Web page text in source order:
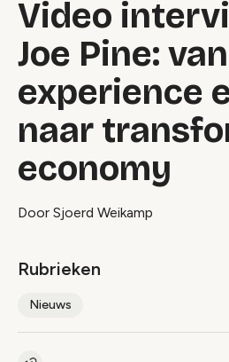
Video
Joe Pine: van
experience
naar
economy
Door Sjoerd Weikamp
Rubrieken
Nieuws